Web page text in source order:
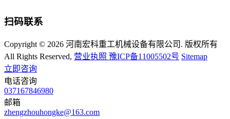
扫码联系
Copyright © 2026 河南宏科重工机械设备有限公司. 版权所有
All Rights Reserved, 营业执照 豫ICP备11005502号 Sitemap
立即咨询
电话咨询
037167846980
邮箱
zhengzhouhongke@163.com